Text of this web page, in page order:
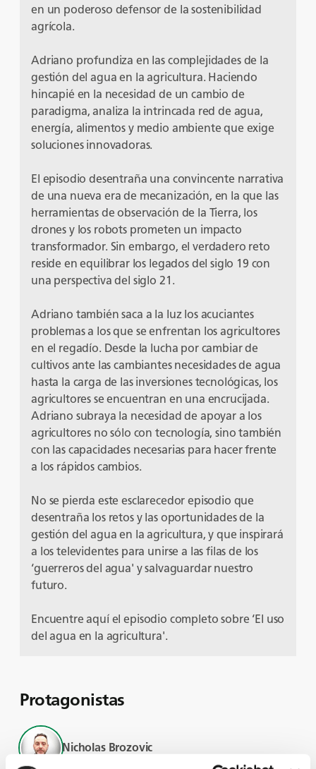
en un poderoso defensor de la sostenibilidad
agrícola.
Adriano profundiza en las complejidades de la
gestión del agua en la agricultura. Haciendo
hincapié en la necesidad de un cambio de
paradigma, analiza la intrincada red de agua,
energía, alimentos y medio ambiente que exige
soluciones innovadoras.
El episodio desentraña una convincente narrativa
de una nueva era de mecanización, en la que las
herramientas de observación de la Tierra, los
drones y los robots prometen un impacto
transformador. Sin embargo, el verdadero reto
reside en equilibrar los legados del siglo 19 con
una perspectiva del siglo 21.
Adriano también saca a la luz los acuciantes
problemas a los que se enfrentan los agricultores
en el regadío. Desde la lucha por cambiar de
cultivos ante las cambiantes necesidades de agua
hasta la carga de las inversiones tecnológicas, los
agricultores se encuentran en una encrucijada.
Adriano subraya la necesidad de apoyar a los
agricultores no sólo con tecnología, sino también
con las capacidades necesarias para hacer frente
a los rápidos cambios.
No se pierda este esclarecedor episodio que
desentraña los retos y las oportunidades de la
gestión del agua en la agricultura, y que inspirará
a los televidentes para unirse a las filas de los
‘guerreros del agua' y salvaguardar nuestro
futuro.
Encuentreaquíel episodio completo sobre ‘El uso
del agua en la agricultura'.
Protagonistas
Nicholas Brozovic